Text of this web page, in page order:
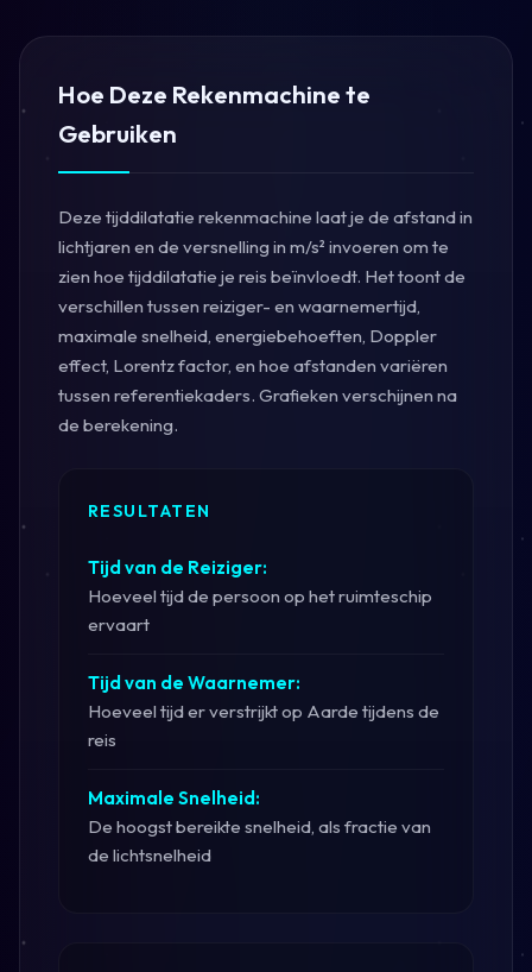
Hoe Deze Rekenmachine te
Gebruiken
Deze tijddilatatie rekenmachine laat je de afstand in
lichtjaren en de versnelling in m/s² invoeren om te
zien hoe tijddilatatie je reis beïnvloedt. Het toont de
verschillen tussen reiziger- en waarnemertijd,
maximale snelheid, energiebehoeften, Doppler
effect, Lorentz factor, en hoe afstanden variëren
tussen referentiekaders. Grafieken verschijnen na
de berekening.
RESULTATEN
Tijd van de Reiziger:
Hoeveel tijd de persoon op het ruimteschip
ervaart
Tijd van de Waarnemer:
Hoeveel tijd er verstrijkt op Aarde tijdens de
reis
Maximale Snelheid:
De hoogst bereikte snelheid, als fractie van
de lichtsnelheid